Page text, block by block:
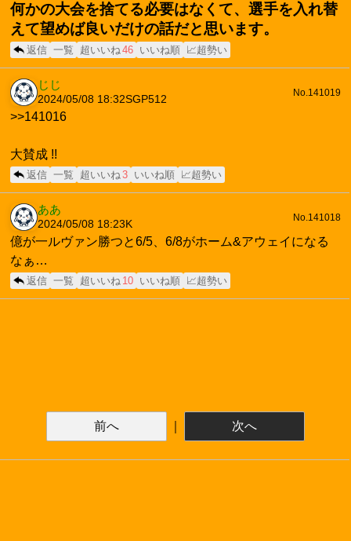
何かの大会を捨てる必要はなくて、選手を入れ替
えて望めば良いだけの話だと思います。
返信 一覧 超いいね46 いいね順 📈超勢い
じじ
2024/05/08 18:32SGP512
No.141019
>>141016
大賛成 !!
返信 一覧 超いいね3 いいね順 📈超勢い
ああ
2024/05/08 18:23 K
No.141018
億が一ルヴァン勝つと6/5、6/8がホーム&アウェイになる
なぁ…
返信 一覧 超いいね 10 いいね順 📈超勢い
前へ 次へ